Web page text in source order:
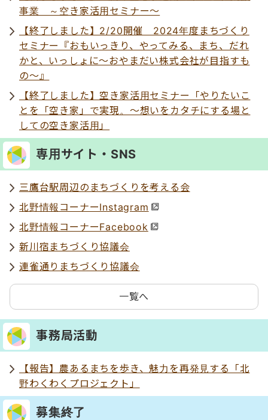
事業 ～空き家活用セミナー～
【終了しました】2/20開催 2024年度まちづくり
セミナー『おもいっきり、やってみる、まち、だれ
かと、いっしょに～おやまだい株式会社が目指すも
の～』
【終了しました】空き家活用セミナー「やりたいこ
とを「空き家」で実現。～想いをカタチにする場と
しての空き家活用」
専用サイト・SNS
三鷹台駅周辺のまちづくりを考える会
北野情報コーナーInstagram
北野情報コーナーFacebook
新川宿まちづくり協議会
連雀通りまちづくり協議会
一覧へ
事務局活動
【報告】農あるまちを歩き、魅力を再発見する「北
野わくわくプロジェクト」
募集終了